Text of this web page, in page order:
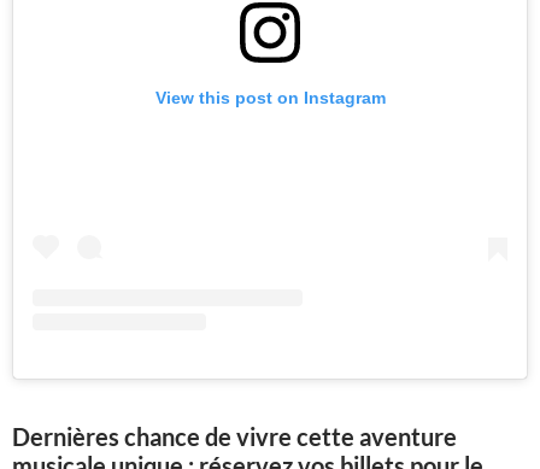
View this post on Instagram
Dernières chance de vivre cette aventure